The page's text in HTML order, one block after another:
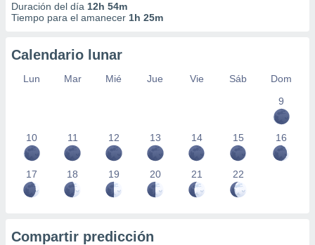
Duración del día 12h 54m
Tiempo para el amanecer 1h 25m
Calendario lunar
Lun Mar Mié Jue Vie Sáb
Dom
9
10 11 12 13 14 15 16
17 18 19 20 21 22
Compartir predicción